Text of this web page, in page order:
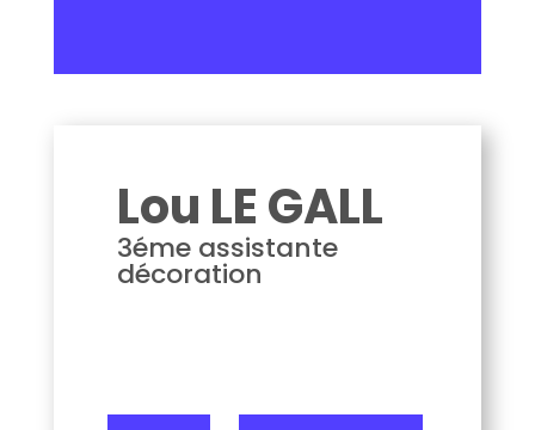
Lou LE GALL
3éme assistante
décoration